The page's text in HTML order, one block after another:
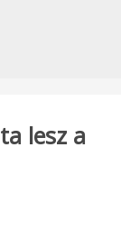
lesz a